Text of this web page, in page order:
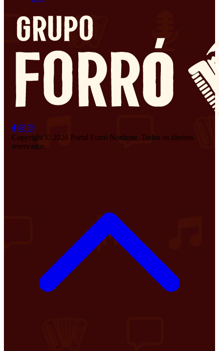
Copyright © 2026 Portal Forró Nordeste. Todos os direitos
reservados.